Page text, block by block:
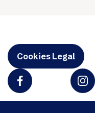
Cookies Legal